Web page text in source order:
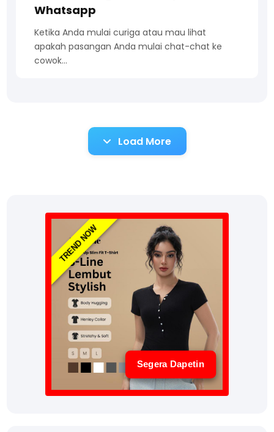
Whatsapp
Ketika Anda mulai curiga atau mau lihat
apakah pasangan Anda mulai chat-chat ke
cowok…
Load More
TREND NOW
Segera Dapetin